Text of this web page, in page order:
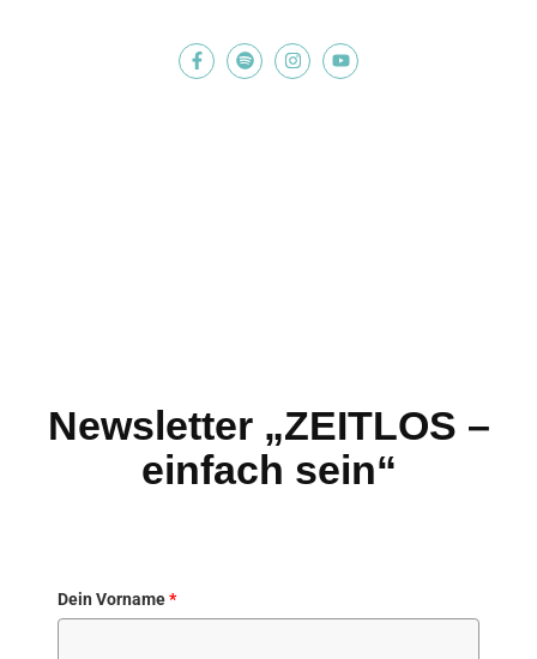
Newsletter „ZEITLOS –
einfach sein“
Dein Vorname*